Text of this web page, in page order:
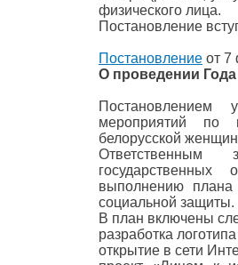
физического лица.
Постановление
Постановление от 7
О проведении
Постановлением
мероприятий
белорусской
Ответственным
государственных
выполнению плана
социальной защиты.
В план включены
разработка
открытие в сети